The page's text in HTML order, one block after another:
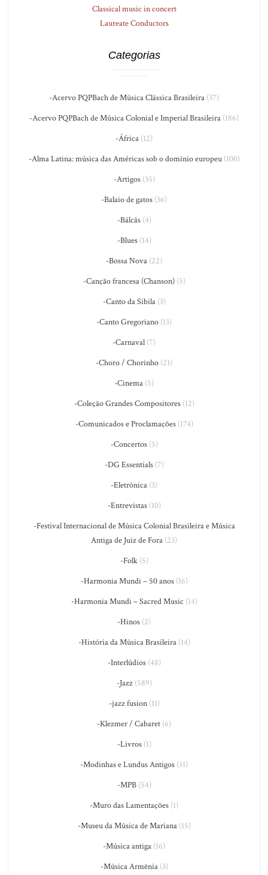
Classical music in concert
Laureate Conductors
Categorias
-Acervo PQPBach de Música Clássica Brasileira (37)
-Acervo PQPBach de Música Colonial e Imperial Brasileira (186)
-África (12)
-Alma Latina: música das Américas sob o domínio europeu(100)
-Artigos(35)
-Balaio de gatos (36)
-Bálcãs(4)
-Blues(14)
-Bossa Nova (22)
-Canção francesa (Chanson)(5)
-Canto da Sibila(3)
-Canto Gregoriano (13)
-Carnaval (7)
-Choro / Chorinho (21)
-Cinema (5)
-Coleção Grandes Compositores(12)
-Comunicados e Proclamações(174)
-Concertos(5)
-DG Essentials(7)
-Eletrônica (3)
-Entrevistas(10)
-Festival Internacional de Música Colonial Brasileira e Música
Antiga de Juiz de Fora (23)
-Folk(5)
-Harmonia Mundi – 50 anos(16)
-Harmonia Mundi – Sacred Music (14)
-Hinos (2)
-História da Música Brasileira(14)
-Interlúdios(48)
-Jazz(589)
-jazz fusion(11)
-Klezmer / Cabaret (6)
-Livros(1)
-Modinhas e Lundus Antigos (31)
-MPB(54)
-Muro das Lamentações (1)
-Museu da Música de Mariana(15)
-Música antiga (16)
-Música Armênia(3)